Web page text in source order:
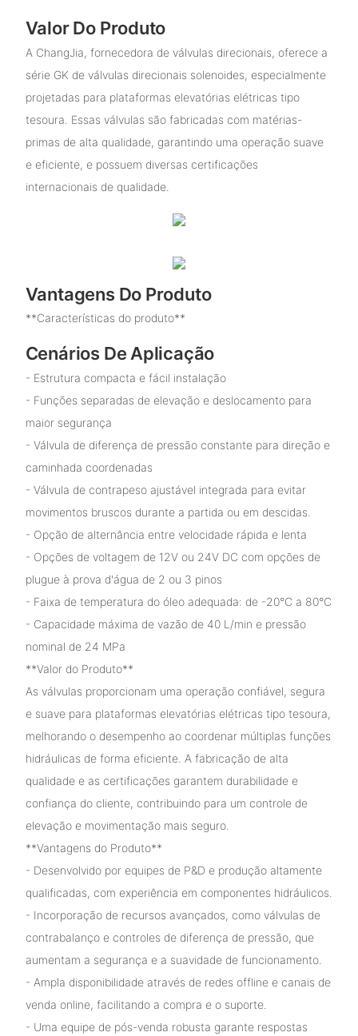
Valor Do Produto
A ChangJia, fornecedora de válvulas direcionais, oferece a
série GK de válvulas direcionais solenoides, especialmente
projetadas para plataformas elevatórias elétricas tipo
tesoura. Essas válvulas são fabricadas com matérias-
primas de alta qualidade, garantindo uma operação suave
e eficiente, e possuem diversas certificações
internacionais de qualidade.
Vantagens Do Produto
**Características do produto**
Cenários De Aplicação
- Estrutura compacta e fácil instalação
- Funções separadas de elevação e deslocamento para
maior segurança
- Válvula de diferença de pressão constante para direção e
caminhada coordenadas
- Válvula de contrapeso ajustável integrada para evitar
movimentos bruscos durante a partida ou em descidas.
- Opção de alternância entre velocidade rápida e lenta
- Opções de voltagem de 12V ou 24V DC com opções de
plugue à prova d'água de 2 ou 3 pinos
- Faixa de temperatura do óleo adequada: de -20°C a 80°C
- Capacidade máxima de vazão de 40 L/min e pressão
nominal de 24 MPa
**Valor do Produto**
As válvulas proporcionam uma operação confiável, segura
e suave para plataformas elevatórias elétricas tipo tesoura,
melhorando o desempenho ao coordenar múltiplas funções
hidráulicas de forma eficiente. A fabricação de alta
qualidade e as certificações garantem durabilidade e
confiança do cliente, contribuindo para um controle de
elevação e movimentação mais seguro.
**Vantagens do Produto**
- Desenvolvido por equipes de P&D e produção altamente
qualificadas, com experiência em componentes hidráulicos.
- Incorporação de recursos avançados, como válvulas de
contrabalanço e controles de diferença de pressão, que
aumentam a segurança e a suavidade de funcionamento.
- Ampla disponibilidade através de redes offline e canais de
venda online, facilitando a compra e o suporte.
- Uma equipe de pós-venda robusta garante respostas